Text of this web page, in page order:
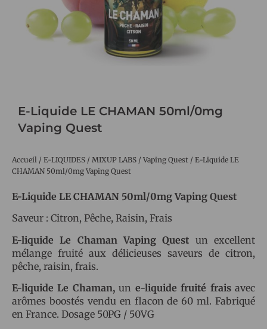
E-Liquide LE CHAMAN 50ml/0mg
Vaping Quest
Accueil / E-LIQUIDES / MIXUP LABS / Vaping Quest / E-Liquide LE
CHAMAN 50ml/0mg Vaping Quest
E-Liquide LE CHAMAN 50ml/0mg Vaping Quest
Saveur : Citron, Pêche, Raisin, Frais
E-liquide Le Chaman Vaping Quest un excellent
mélange fruité aux délicieuses saveurs de citron,
pêche, raisin, frais.
E-liquide Le Chaman,un e-liquide fruité fraisavec
arômes boostés vendu en flacon de 60 ml. Fabriqué
en France. Dosage 50PG / 50VG